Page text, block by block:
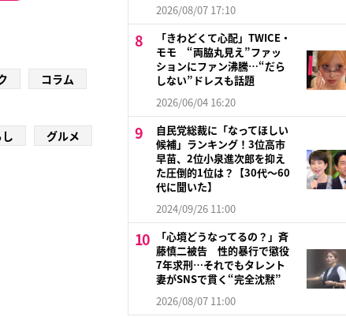
コラム
グルメ
2026/08/07 17:10
「きわどくて心配」TWICE・
モモ “両脇丸見え”ファッ
ションにファン沸騰…“だら
しない”ドレスも話題
2026/06/04 16:20
自民党総裁に「なってほしい
候補」ランキング！3位高市
早苗、2位小泉進次郎を抑え
た圧倒的1位は？【30代〜60
代に聞いた】
2024/09/26 11:00
「心境どうなってるの？」斉
藤慎二被告 性的暴行で懲役
7年求刑…それでもタレント
妻がSNSで貫く“完全沈黙”
2026/08/07 11:00